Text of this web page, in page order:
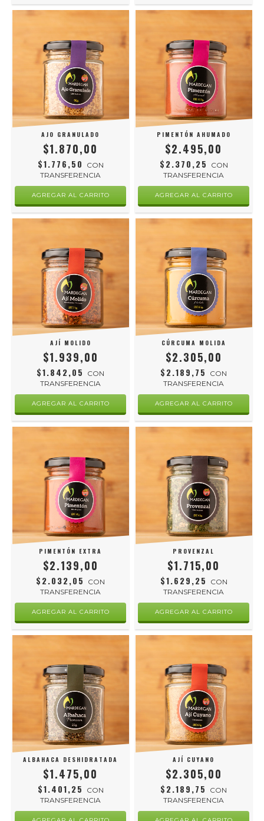
AJO GRANULADO
$1.870,00
$1.776,50
CON
TRANSFERENCIA
PIMENTÓN AHUMADO
$2.495,00
$2.370,25
CON
TRANSFERENCIA
AJÍ MOLIDO
$1.939,00
$1.842,05
CON
TRANSFERENCIA
CÚRCUMA MOLIDA
$2.305,00
$2.189,75
CON
TRANSFERENCIA
PIMENTÓN EXTRA
$2.139,00
$2.032,05
CON
TRANSFERENCIA
PROVENZAL
$1.715,00
$1.629,25
CON
TRANSFERENCIA
ALBAHACA DESHIDRATADA
$1.475,00
$1.401,25
CON
TRANSFERENCIA
AJÍ CUYANO
$2.305,00
$2.189,75
CON
TRANSFERENCIA